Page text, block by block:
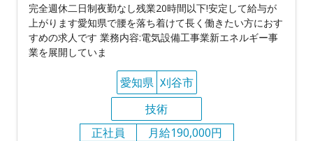
完全週休二日制夜勤なし残業20時間以下!安定して給与が
上がります愛知県で腰を落ち着けて長く働きたい方におす
すめの求人です 業務内容:電気設備工事業新エネルギー事
業を展開していま
愛知県 刈谷市
技術
正社員
月給190,000円